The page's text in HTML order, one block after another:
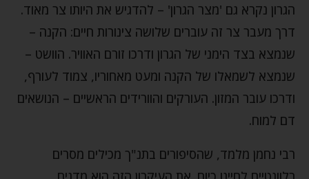
הגרון נקרא גם 'מצר הגרון' – להדגיש את היותו צר מאוד.
דרך מעבר צר זה עוברים שלושה צינורות חיים: הקנה –
שנמצא בצד הימני של הגרון ודרכו זורם האוויר. הוושט –
שנמצא לשמאלו של הקנה ומעט מאחוריו, צמוד לעורף,
ודרכו עובר המזון. העורקים והוורידים הראשיים – הנושאים
דם למוח.
רבי נחמן מלמד, שהסיפורים בתנ"ך מכילים מסרים